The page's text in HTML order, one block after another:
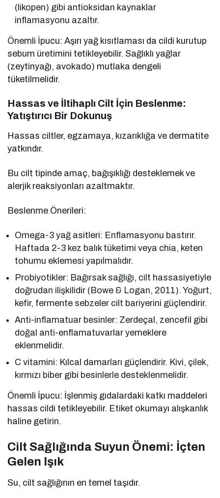
(likopen) gibi antioksidan kaynaklar
inflamasyonu azaltır.
Önemli İpucu: Aşırı yağ kısıtlaması da cildi kurutup
sebum üretimini tetikleyebilir. Sağlıklı yağlar
(zeytinyağı, avokado) mutlaka dengeli
tüketilmelidir.
Hassas ve İltihaplı Cilt İçin Beslenme:
Yatıştırıcı Bir Dokunuş
Hassas ciltler, egzamaya, kızarıklığa ve dermatite
yatkındır.
Bu cilt tipinde amaç, bağışıklığı desteklemek ve
alerjik reaksiyonları azaltmaktır.
Beslenme Önerileri:
Omega-3 yağ asitleri: Enflamasyonu bastırır.
Haftada 2-3 kez balık tüketimi veya chia, keten
tohumu eklemesi yapılmalıdır.
Probiyotikler: Bağırsak sağlığı, cilt hassasiyetiyle
doğrudan ilişkilidir (Bowe & Logan, 2011). Yoğurt,
kefir, fermente sebzeler cilt bariyerini güçlendirir.
Anti-inflamatuar besinler: Zerdeçal, zencefil gibi
doğal anti-enflamatuvarlar yemeklere
eklenmelidir.
C vitamini: Kılcal damarları güçlendirir. Kivi, çilek,
kırmızı biber gibi besinlerle desteklenmelidir.
Önemli İpucu: İşlenmiş gıdalardaki katkı maddeleri
hassas cildi tetikleyebilir. Etiket okumayı alışkanlık
haline getirin.
Cilt Sağlığında Suyun Önemi: İçten
Gelen Işık
Su, cilt sağlığının en temel taşıdır.